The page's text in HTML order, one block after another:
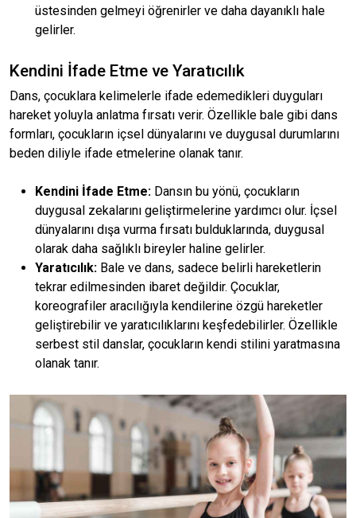
üstesinden gelmeyi öğrenirler ve daha dayanıklı hale
gelirler.
Kendini İfade Etme ve Yaratıcılık
Dans, çocuklara kelimelerle ifade edemedikleri duyguları
hareket yoluyla anlatma fırsatı verir. Özellikle bale gibi dans
formları, çocukların içsel dünyalarını ve duygusal durumlarını
beden diliyle ifade etmelerine olanak tanır.
Kendini İfade Etme: Dansın bu yönü, çocukların
duygusal zekalarını geliştirmelerine yardımcı olur. İçsel
dünyalarını dışa vurma fırsatı bulduklarında, duygusal
olarak daha sağlıklı bireyler haline gelirler.
Yaratıcılık: Bale ve dans, sadece belirli hareketlerin
tekrar edilmesinden ibaret değildir. Çocuklar,
koreografiler aracılığıyla kendilerine özgü hareketler
geliştirebilir ve yaratıcılıklarını keşfedebilirler. Özellikle
serbest stil danslar, çocukların kendi stilini yaratmasına
olanak tanır.